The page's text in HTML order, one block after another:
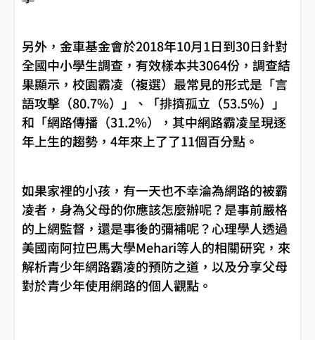
另外，金車基金會於2018年10月1日到30日針對
全國中小學生調查，有效樣本共3064份，調查結
果顯示，校園霸凌（複選）最常見的形式是「言
語攻擊（80.7%）」、「排擠孤立（53.5%）」
和「網路傳播（31.2%），其中網路霸凌呈現逐
年上生的趨勢，4年來上了了11個百分點。
如果家裡的小孩，有一天也不幸淪為網路的被霸
凌者，身為父母的你應該怎麼辦呢？是事前嚴格
的上網監督，還是事後的彌補呢？心理學人透過
美國南阿拉巴馬大學Mehari等人的相關研究，來
解析青少年網路霸凌的預防之道，以及分享父母
對於青少年使用網路的個人觀點。